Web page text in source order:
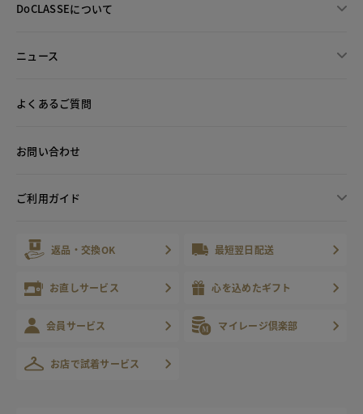
DoCLASSEについて
ニュース
よくあるご質問
お問い合わせ
ご利用ガイド
返品・交換OK 最短翌日配送
お直しサービス 心を込めたギフト
会員サービス マイレージ倶楽部
お店で試着サービス